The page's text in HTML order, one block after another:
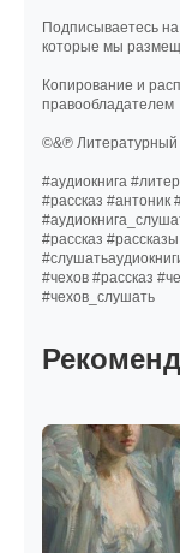
Подписываетесь
которые мы
Копирование и
правообладателем
©&℗ Литературный
#аудиокнига
#рассказ #антоник
#рассказ
#чехов #рассказ
#чехов_слушать